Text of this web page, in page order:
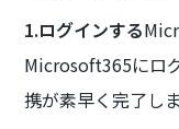
1.ログインする
Microsoft365にロ
携が素早く完了しま